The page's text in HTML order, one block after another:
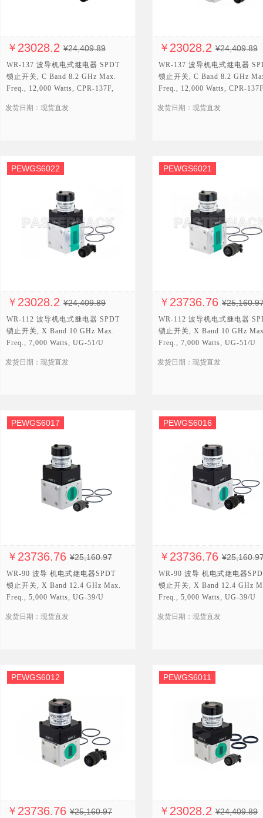
￥ 23028.2 ¥24,409.89
WR-137 波导机电式继电器 SPDT
锁止开关, C Band 8.2 GHz Max.
Freq., 12,000 Watts, CPR-137F,
发货日期：现货直发
￥ 23028.2 ¥24,409.89
WR-137 波导机电式继电器
锁止开关, C Band 8.2 GHz
Freq., 12,000 Watts, CPR-
发货日期：现货直发
￥ 23028.2 ¥24,409.89
PEWGS6022
WR-112 波导机电式继电器 SPDT
锁止开关, X Band 10 GHz Max.
Freq., 7,000 Watts, UG-51/U
发货日期：现货直发
￥ 23736.76
PEWGS6021
WR-112 波导机电式继电器
锁止开关, X Band 10 GHz
Freq., 7,000 Watts, UG-51/U
发货日期：现货直发
￥ 23736.76 ¥25,160.97
PEWGS6017
WR-90 波导 机电式继电器SPDT
锁止开关, X Band 12.4 GHz Max.
Freq., 5,000 Watts, UG-39/U
发货日期：现货直发
￥ 23736.76
PEWGS6016
WR-90 波导 机电式继电器
锁止开关, X Band 12.4 GHz
Freq., 5,000 Watts, UG-39/U
发货日期：现货直发
￥ 23736.76 ¥25,160.97
PEWGS6012
￥ 23028.2 ¥24,409.89
PEWGS6011